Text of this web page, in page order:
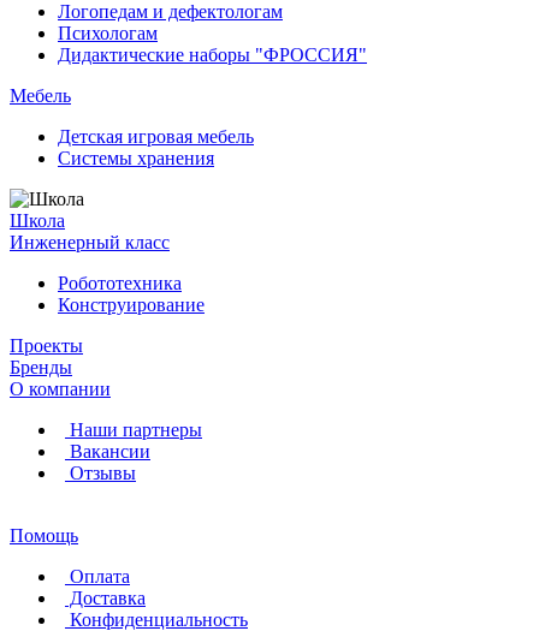
Логопедам и дефектологам
Психологам
Дидактические наборы "ФРОССИЯ"
Мебель
Детская игровая мебель
Системы хранения
Школа
Инженерный класс
Робототехника
Конструирование
Проекты
Бренды
О компании
Наши партнеры
Вакансии
Отзывы
Помощь
Оплата
Доставка
Конфиденциальность